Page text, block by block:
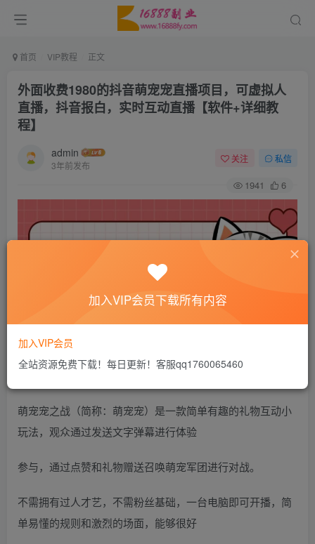
首页 VIP教程 正文
外面收费1980的抖音萌宠宠直播项目，可虚拟人
直播，抖音报白，实时互动直播【软件+详细教
程】
admin
3年前发布
关注 私信
1941 6
萌宠宠之战（简称：萌宠宠）是一款简单有趣的礼物互动小
玩法，观众通过发送文字弹幕进行体验
参与，通过点赞和礼物赠送召唤萌宠军团进行对战。
不需拥有过人才艺，不需粉丝基础，一台电脑即可开播，简
单易懂的规则和激烈的场面，能够很好
加入VIP会员下载所有内容
加入VIP会员
全站资源免费下载！每日更新！客服qq1760065460